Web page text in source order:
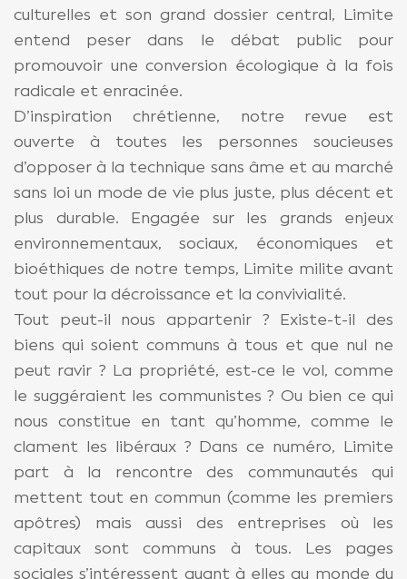
culturelles et son grand dossier central, Limite
entend peser dans le débat public pour
promouvoir une conversion écologique à la fois
radicale et enracinée.
D’inspiration chrétienne, notre revue est
ouverte à toutes les personnes soucieuses
d’opposer à la technique sans âme et au marché
sans loi un mode de vie plus juste, plus décent et
plus durable. Engagée sur les grands enjeux
environnementaux, sociaux, économiques et
bioéthiques de notre temps, Limite milite avant
tout pour la décroissance et la convivialité.
Tout peut-il nous appartenir ? Existe-t-il des
biens qui soient communs à tous et que nul ne
peut ravir ? La propriété, est-ce le vol, comme
le suggéraient les communistes ? Ou bien ce qui
nous constitue en tant qu’homme, comme le
clament les libéraux ? Dans ce numéro, Limite
part à la rencontre des communautés qui
mettent tout en commun (comme les premiers
apôtres) mais aussi des entreprises où les
capitaux sont communs à tous. Les pages
sociales s’intéressent quant à elles au monde du